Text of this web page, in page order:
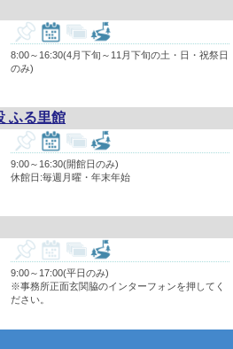
8:00～16:30(4月下旬～11月下旬の土・日・祝祭日
のみ)
ふる里館
9:00～16:30(開館日のみ)
休館日:毎週月曜・年末年始
9:00～17:00(平日のみ)
※事務所正面玄関脇のインターフォンを押してく
ださい。